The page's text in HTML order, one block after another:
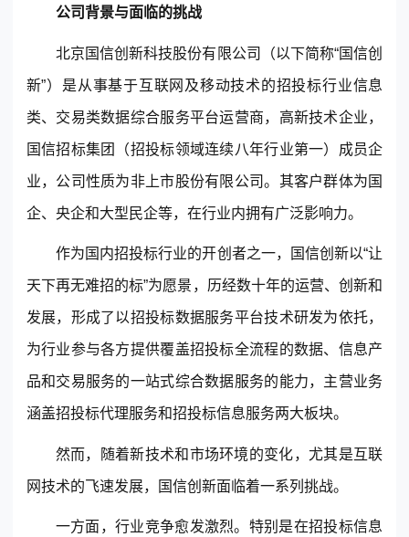
公司背景与面临的挑战
北京国信创新科技股份有限公司（以下简称“国信创
新”）是从事基于互联网及移动技术的招投标行业信息
类、交易类数据综合服务平台运营商，高新技术企业，
国信招标集团（招投标领域连续八年行业第一）成员企
业，公司性质为非上市股份有限公司。其客户群体为国
企、央企和大型民企等，在行业内拥有广泛影响力。
作为国内招投标行业的开创者之一，国信创新以“让
天下再无难招的标”为愿景，历经数十年的运营、创新和
发展，形成了以招投标数据服务平台技术研发为依托，
为行业参与各方提供覆盖招投标全流程的数据、信息产
品和交易服务的一站式综合数据服务的能力，主营业务
涵盖招投标代理服务和招投标信息服务两大板块。
然而，随着新技术和市场环境的变化，尤其是互联
网技术的飞速发展，国信创新面临着一系列挑战。
一方面，行业竞争愈发激烈。特别是在招投标信息